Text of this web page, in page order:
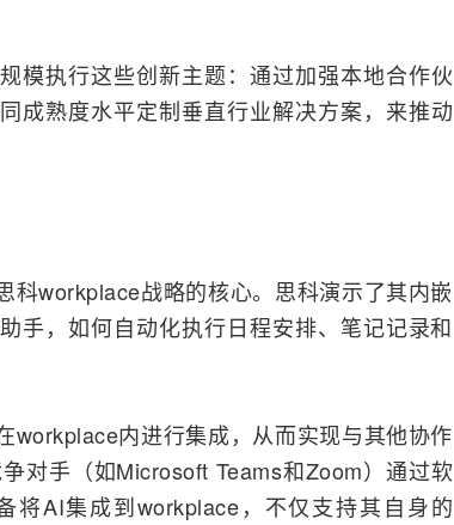
模执行这些创新主题：通过加强本地合作伙
成熟度水平定制垂直行业解决方案，来推动
科workplace战略的核心。思科演示了其内嵌
手，如何自动化执行日程安排、笔记记录和
workplace内进行集成，从而实现与其他协作
对手（如Microsoft Teams和Zoom）通过软
将AI集成到workplace，不仅支持其自身的